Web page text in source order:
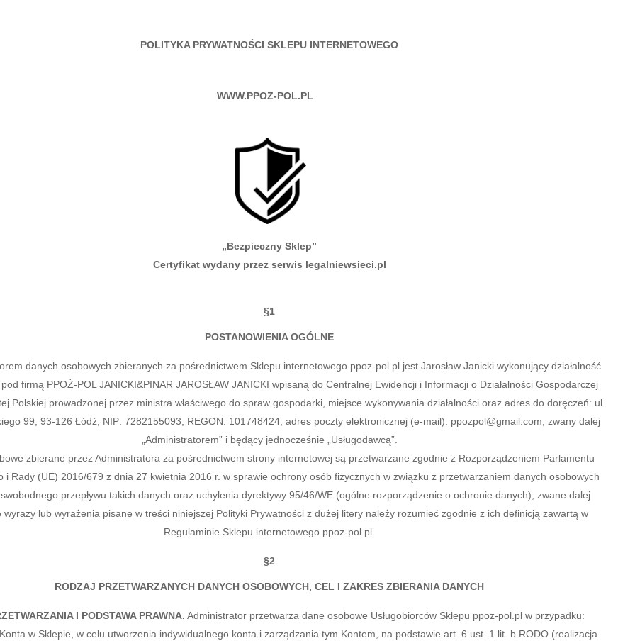
POLITYKA PRYWATNOŚCI SKLEPU INTERNETOWEGO
WWW.PPOZ-POL.PL
„Bezpieczny Sklep”
Certyfikat wydany przez serwis legalniewsieci.pl
§1
POSTANOWIENIA OGÓLNE
danych osobowych zbieranych za pośrednictwem Sklepu internetowego ppoz-pol.pl jest Jarosław Janicki wykonujący działalność
firmą PPOŻ-POL JANICKI&PINAR JAROSŁAW JANICKI wpisaną do Centralnej Ewidencji i Informacji o Działalności Gospodarczej
Polskiej prowadzonej przez ministra właściwego do spraw gospodarki, miejsce wykonywania działalności oraz adres do doręczeń: ul.
99, 93-126 Łódź, NIP: 7282155093, REGON: 101748424, adres poczty elektronicznej (e-mail): ppozpol@gmail.com, zwany dalej
„Administratorem” i będący jednocześnie „Usługodawcą”.
zbierane przez Administratora za pośrednictwem strony internetowej są przetwarzane zgodnie z Rozporządzeniem Parlamentu
i Rady (UE) 2016/679 z dnia 27 kwietnia 2016 r. w sprawie ochrony osób fizycznych w związku z przetwarzaniem danych osobowych
przepływu takich danych oraz uchylenia dyrektywy 95/46/WE (ogólne rozporządzenie o ochronie danych), zwane dalej
wyrazy lub wyrażenia pisane w treści niniejszej Polityki Prywatności z dużej litery należy rozumieć zgodnie z ich definicją zawartą w
Regulaminie Sklepu internetowego ppoz-pol.pl.
§2
RODZAJ PRZETWARZANYCH DANYCH OSOBOWYCH, CEL I ZAKRES ZBIERANIA DANYCH
I PODSTAWA PRAWNA. Administrator przetwarza dane osobowe Usługobiorców Sklepu ppoz-pol.pl w przypadku:
w Sklepie, w celu utworzenia indywidualnego konta i zarządzania tym Kontem, na podstawie art. 6 ust. 1 lit. b RODO (realizacja